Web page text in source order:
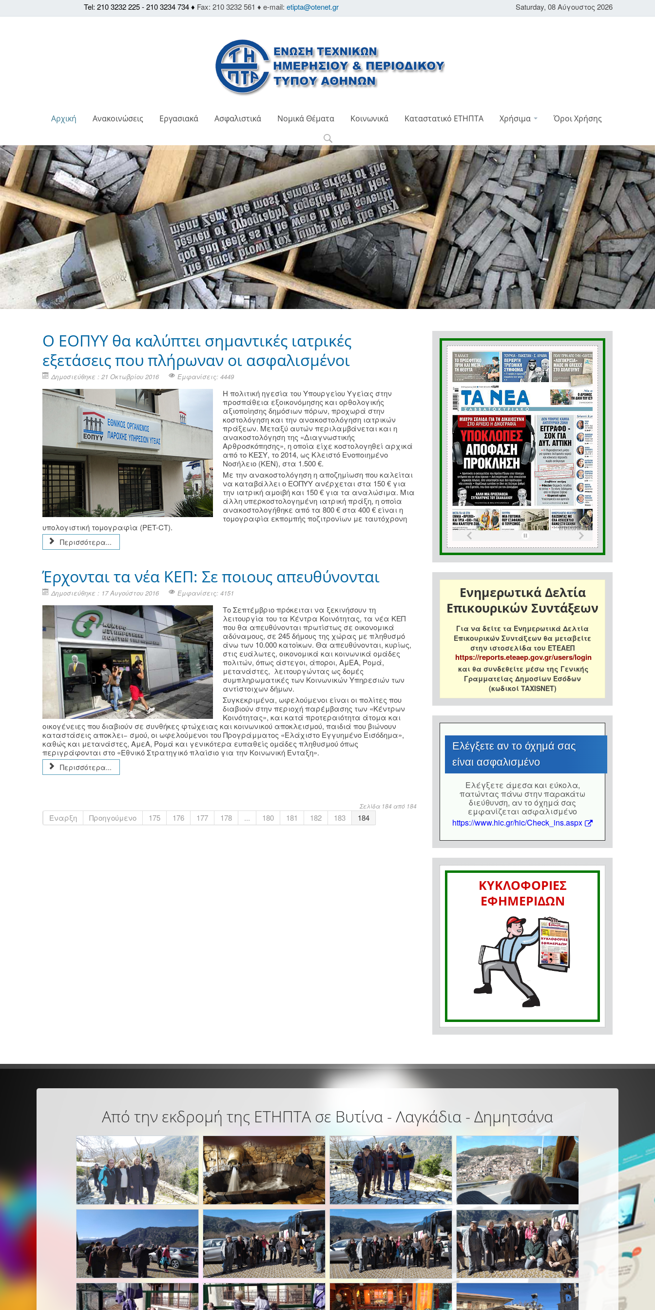
Saturday, 08 Αύγουστος 2026
Tel: 210 3232 225 - 210 3234 734 ♦ Fax: 210 3232 561 ♦ e-mail: etipta@otenet.gr
Αρχική Ανακοινώσεις Εργασιακά Ασφαλιστικά Νομικά Θέματα Κοινωνικά Καταστατικό ΕΤΗΠΤΑ Χρήσιμα Όροι Χρήσης
Ο ΕΟΠΥΥ θα καλύπτει σημαντικές ιατρικές
εξετάσεις που πλήρωναν οι ασφαλισμένοι
Δημοσιεύθηκε : 21 Οκτωβρίου 2016 Εμφανίσεις: 4449
Η πολιτική ηγεσία του Υπουργείου Υγείας στην
προσπάθεια εξοικονόμησης και ορθολογικής
αξιοποίησης δημόσιων πόρων, προχωρά στην
κοστολόγηση και την ανακοστολόγηση ιατρικών
πράξεων. Μεταξύ αυτών περιλαμβάνεται και η
ανακοστολόγηση της «Διαγνωστικής
Αρθροσκόπησης», η οποία είχε κοστολογηθεί αρχικά
από το ΚΕΣΥ, το 2014, ως Κλειστό Ενοποιημένο
Νοσήλειο (ΚΕΝ), στα 1.500 €.
Με την ανακοστολόγηση η αποζημίωση που καλείται
να καταβάλλει ο ΕΟΠΥΥ ανέρχεται στα 150 € για
την ιατρική αμοιβή και 150 € για τα αναλώσιμα. Μια
άλλη υπερκοστολογημένη ιατρική πράξη, η οποία
ανακοστολογήθηκε από τα 800 € στα 400 € είναι η
τομογραφία εκπομπής ποζιτρονίων με ταυτόχρονη
υπολογιστική τομογραφία (PET-CT).
Περισσότερα...
Έρχονται τα νέα ΚΕΠ: Σε ποιους απευθύνονται
Δημοσιεύθηκε : 17 Αυγούστου 2016 Εμφανίσεις: 4151
Το Σεπτέμβριο πρόκειται να ξεκινήσουν τη
λειτουργία του τα Κέντρα Κοινότητας, τα νέα ΚΕΠ
που θα απευθύνονται πρωτίστως σε οικονομικά
αδύναμους, σε 245 δήμους της χώρας με πληθυσμό
άνω των 10.000 κατοίκων. Θα απευθύνονται, κυρίως,
στις ευάλωτες, οικονομικά και κοινωνικά ομάδες
πολιτών, όπως άστεγοι, άποροι, ΑμΕΑ, Ρομά,
μετανάστες, λειτουργώντας ως δομές
συμπληρωματικές των Κοινωνικών Υπηρεσιών των
αντίστοιχων δήμων.
Συγκεκριμένα, ωφελούμενοι είναι οι πολίτες που
διαβιούν στην περιοχή παρέμβασης των «Κέντρων
Κοινότητας», και κατά προτεραιότητα άτομα και
οικογένειες που διαβιούν σε συνθήκες φτώχειας και κοινωνικού αποκλεισμού, παιδιά που βιώνουν
καταστάσεις αποκλει− σμού, οι ωφελούμενοι του Προγράμματος «Ελάχιστο Εγγυημένο Εισόδημα»,
καθώς και μετανάστες, ΑμεΑ, Ρομά και γενικότερα ευπαθείς ομάδες πληθυσμού όπως
περιγράφονται στο «Εθνικό Στρατηγικό πλαίσιο για την Κοινωνική Ένταξη».
Περισσότερα...
Σελίδα 184 από 184
Έναρξη Προηγούμενο 175 176 177 178 ... 180 181 182 183 184
Ενημερωτικά Δελτία
Επικουρικών Συντάξεων
Για να δείτε τα Ενημερωτικά Δελτία
Επικουρικών Συντάξεων θα μεταβείτε
στην ιστοσελίδα του ΕΤΕΑΕΠ
https://reports.eteaep.gov.gr/users/login
και θα συνδεθείτε μέσω της Γενικής
Γραμματείας Δημοσίων Εσόδων
(κωδικοί TAXISNET)
Eλέγξετε αν το όχημά σας
είναι ασφαλισμένο
Eλέγξετε άμεσα και εύκολα,
πατώντας πάνω στην παρακάτω
διεύθυνση, αν το όχημά σας
εμφανίζεται ασφαλισμένο
https://www.hic.gr/hic/Check_ins.aspx
ΚΥΚΛΟΦΟΡΙΕΣ
ΕΦΗΜΕΡΙΔΩΝ
Από την εκδρομή της ΕΤΗΠΤΑ σε Βυτίνα - Λαγκάδια - Δημητσάνα